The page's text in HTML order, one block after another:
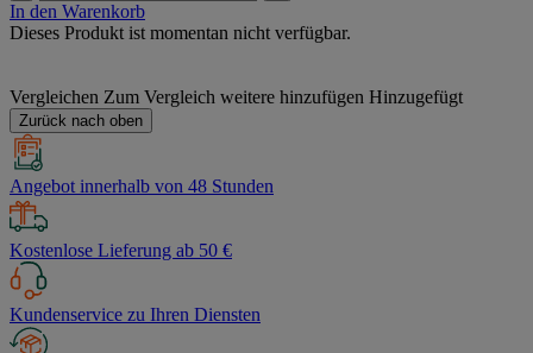
In den Warenkorb
Dieses Produkt ist momentan nicht verfügbar.
Vergleichen Zum Vergleich weitere hinzufügen Hinzugefügt
Zurück nach oben
Angebot innerhalb von 48 Stunden
Kostenlose Lieferung ab 50 €
Kundenservice zu Ihren Diensten